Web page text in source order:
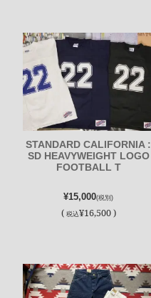
STANDARD CALIFORNIA :
SD HEAVYWEIGHT LOGO
FOOTBALL T
¥15,000(税別)
( 税込¥16,500 )